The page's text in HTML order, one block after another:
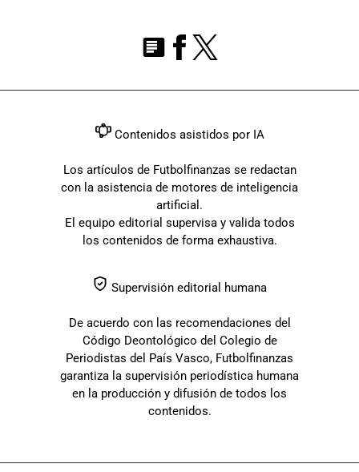
Contenidos asistidos por IA
Los artículos de Futbolfinanzas se redactan
con la asistencia de motores de inteligencia
artificial.
El equipo editorial supervisa y valida todos
los contenidos de forma exhaustiva.
Supervisión editorial humana
De acuerdo con las recomendaciones del
Código Deontológico del Colegio de
Periodistas del País Vasco, Futbolfinanzas
garantiza la supervisión periodística humana
en la producción y difusión de todos los
contenidos.